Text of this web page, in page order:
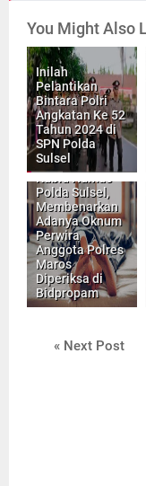
You Might Also
Inilah
Pelantikan
Bintara Polri
Angkatan Ke 52
Tahun 2024 di
SPN Polda
Sulsel
Kabid Humas
Polda Sulsel,
Membenarkan
Adanya Oknum
Perwira
Anggota Polres
Maros
Diperiksa di
Bidpropam
« Next Post